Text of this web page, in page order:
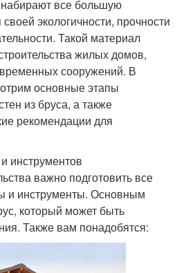
все большую
экологичности, прочности
Такой материал
жилых домов,
сооружений. В
основные этапы
из бруса, а также
рекомендации для
инструментов
важно подготовить все
и инструменты. Основным
который может быть
Также вам понадобятся: